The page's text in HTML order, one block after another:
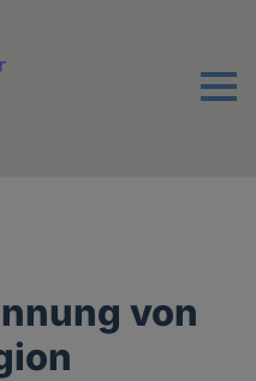
Menu
von